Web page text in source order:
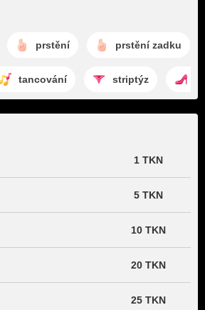
prstění prstění zadku
tancování striptýz
1 TKN
5 TKN
10 TKN
20 TKN
25 TKN